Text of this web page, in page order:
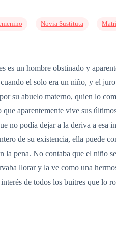
Novia Sustituta
un hombre obstinado y
el solo era un niño, y el
su abuelo materno, quien lo
aparentemente vive sus
no podía dejar a la deriva a esa
de su existencia, ella puede
la pena. No contaba que el niño
llorar y la ve como una
de todos los buitres que lo